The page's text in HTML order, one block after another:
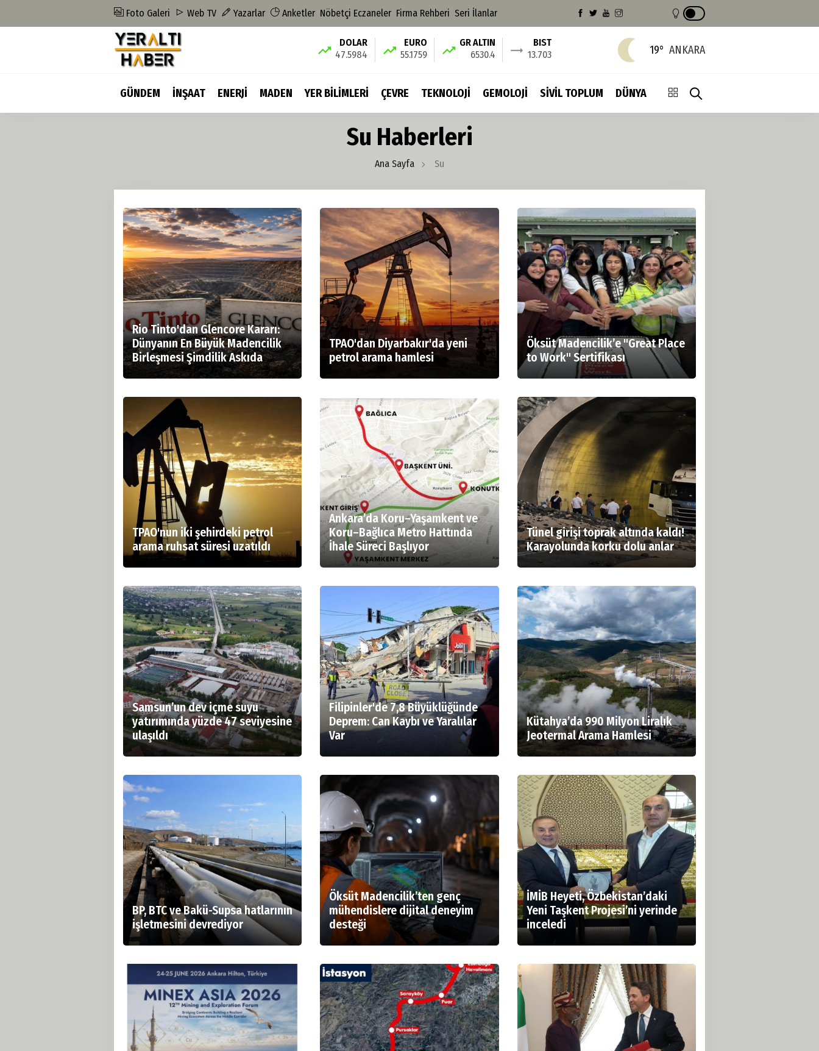
Foto Galeri Web TV Yazarlar Anketler Nöbetçi Eczaneler Firma Rehberi Seri İlanlar
DOLAR
47.5984
EURO
55.1759
GR ALTIN
6530.4
BIST
13.703
19° ANKARA
GÜNDEM İNŞAAT ENERJİ MADEN YER BİLİMLERİ ÇEVRE TEKNOLOJİ GEMOLOJİ SİVİL TOPLUM DÜNYA
Su Haberleri
Ana Sayfa Su
Rio Tinto'dan Glencore Kararı:
Dünyanın En Büyük Madencilik
Birleşmesi Şimdilik Askıda
TPAO'dan Diyarbakır'da yeni
petrol arama hamlesi
Öksüt Madencilik’e "Great Place
to Work" Sertifikası
TPAO'nun iki şehirdeki petrol
arama ruhsat süresi uzatıldı
Ankara’da Koru–Yaşamkent ve
Koru–Bağlıca Metro Hattında
İhale Süreci Başlıyor
Tünel girişi toprak altında kaldı!
Karayolunda korku dolu anlar
Samsun’un dev içme suyu
yatırımında yüzde 47 seviyesine
ulaşıldı
Filipinler'de 7,8 Büyüklüğünde
Deprem: Can Kaybı ve Yaralılar
Var
Kütahya’da 990 Milyon Liralık
Jeotermal Arama Hamlesi
BP, BTC ve Bakü-Supsa hatlarının
işletmesini devrediyor
Öksüt Madencilik’ten genç
mühendislere dijital deneyim
desteği
İMİB Heyeti, Özbekistan’daki
Yeni Taşkent Projesi’ni yerinde
inceledi